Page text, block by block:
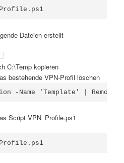
Dateien erstellt
C:\Temp kopieren
bestehende VPN-Profil löschen
-Name 'Template' | Remove-
Script VPN_Profile.ps1